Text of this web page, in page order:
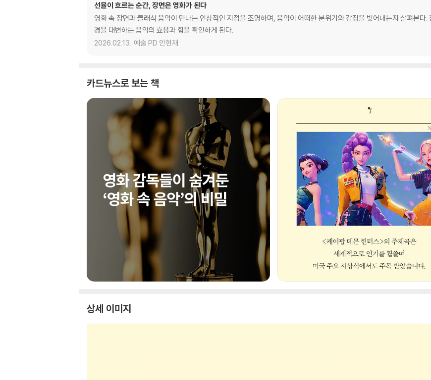
선율이 흐르는 순간, 장면은 영화가 된다
영화 속 장면과 클래식 음악이 만나는 인상적인 지점을 조명하며, 음악이 어떠한 분위기와 감정을 빚어내는지 살펴본다
경을 대변하는 음악의 효용과 힘을 확인하게 된다.
2026.02.13. 예술 PD 안현재
카드뉴스로 보는 책
상세 이미지